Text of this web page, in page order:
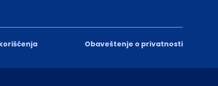
Obaveštenje o privatnosti